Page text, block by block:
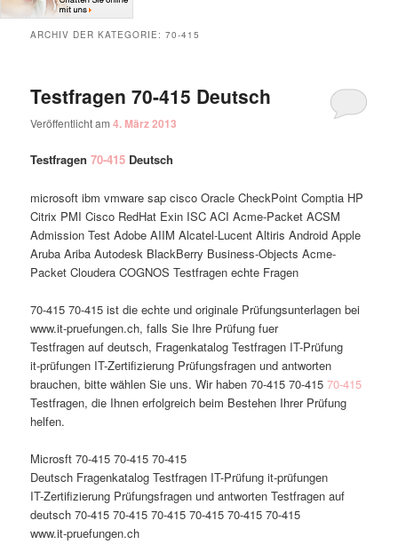
ARCHIV DER KATEGORIE:70-415
Testfragen 70-415 Deutsch
Veröffentlicht am4. März 2013
Testfragen70-415 Deutsch
microsoft ibm vmware sap cisco Oracle CheckPoint Comptia HP
Citrix PMI Cisco RedHat Exin ISC ACI Acme-Packet ACSM
Admission Test Adobe AIIM Alcatel-Lucent Altiris Android Apple
Aruba Ariba Autodesk BlackBerry Business-Objects Acme-
Packet Cloudera COGNOS Testfragen echte Fragen
70-415 70-415 ist die echte und originale Prüfungsunterlagen bei
www.it-pruefungen.ch, falls Sie Ihre Prüfung fuer
Testfragen auf deutsch, Fragenkatalog Testfragen IT-Prüfung
it-prüfungen IT-Zertifizierung Prüfungsfragen und antworten
brauchen, bitte wählen Sie uns. Wir haben 70-415 70-41570-415
Testfragen, die Ihnen erfolgreich beim Bestehen Ihrer Prüfung
helfen.
Microsft 70-415 70-415 70-415
Deutsch Fragenkatalog Testfragen IT-Prüfung it-prüfungen
IT-Zertifizierung Prüfungsfragen und antworten Testfragen auf
deutsch 70-415 70-415 70-415 70-415 70-415 70-415
www.it-pruefungen.ch